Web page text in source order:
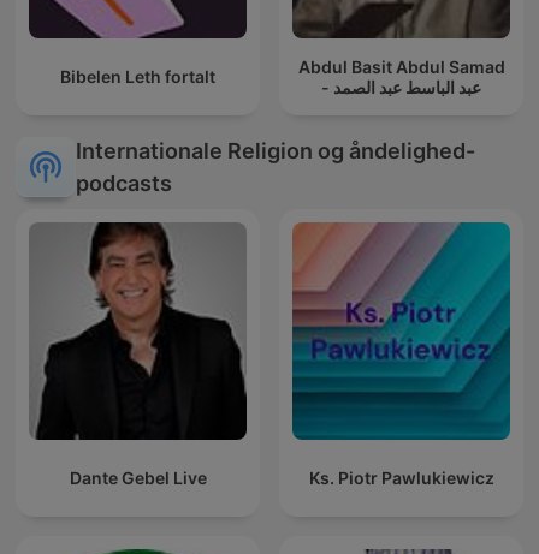
Bibelen Leth fortalt
Abdul Basit Abdul Samad
- عبد الباسط عبد الصمد
Internationale Religion og åndelighed-
podcasts
Dante Gebel Live Ks. Piotr Pawlukiewicz